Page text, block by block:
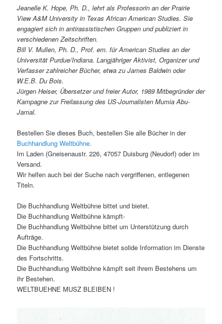
Jeanelle K. Hope, Ph. D., lehrt als Professorin an der Prairie
View A&M University in Texas African American Studies. Sie
engagiert sich in antirassistischen Gruppen und publiziert in
verschiedenen Zeitschriften.
Bill V. Mullen, Ph. D., Prof. em. für American Studies an der
Universität Purdue/Indiana. Langjähriger Aktivist, Organizer und
Verfasser zahlreicher Bücher, etwa zu James Baldwin oder
W.E.B. Du Bois.
Jürgen Heiser, Übersetzer und freier Autor, 1989 Mitbegründer der
Kampagne zur Freilassung des US-Journalisten Mumia Abu-
Jamal.
Bestellen Sie dieses Buch, bestellen Sie alle Bücher in der
Buchhandlung Weltbühne.
Im Laden (Gneisenaustr. 226, 47057 Duisburg (Neudorf) oder im
Versand.
Wir helfen auch bei der Suche nach vergriffenen, entlegenen
Titeln.
Die Buchhandlung Weltbühne bittet und bietet.
Die Buchhandlung Weltbühne kämpft-
Die Buchhandlung Weltbühne bittet um Unterstützung durch
Aufträge.
Die Buchhandlung Weltbühne bietet solide Information im Dienste
des Fortschritts.
Die Buchhandlung Weltbühne kämpft seit ihrem Bestehens um
ihr Bestehen.
WELTBUEHNE MUSZ BLEIBEN !